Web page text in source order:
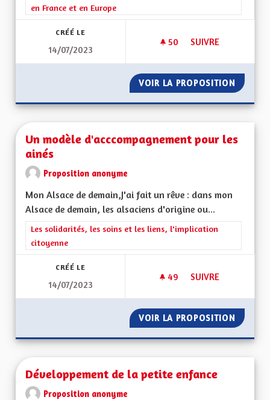
en France et en Europe
CRÉÉ LE
14/07/2023
50 50 ABONNÉS
SUIVRE
VOIR LA PROPOSITION
Un modèle d'acccompagnement pour les
ainés
Proposition anonyme
Mon Alsace de demain,J'ai fait un rêve : dans mon
Alsace de demain, les alsaciens d'origine ou...
Filtrer les résultats de la catégorie : Les solidarités, les soins
Les solidarités, les soins et les liens, l'implication
citoyenne
CRÉÉ LE
14/07/2023
49 49 ABONNÉS
SUIVRE
VOIR LA PROPOSITION UN
Développement de la petite enfance
Proposition anonyme